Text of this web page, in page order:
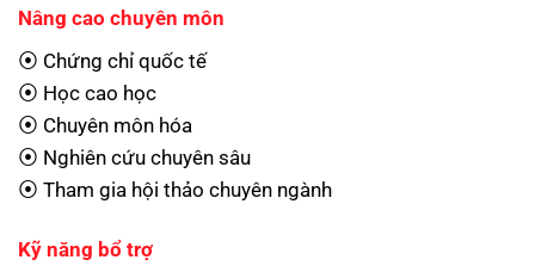
Nâng cao chuyên môn
⦿ Chứng chỉ quốc tế
⦿ Học cao học
⦿ Chuyên môn hóa
⦿ Nghiên cứu chuyên sâu
⦿ Tham gia hội thảo chuyên ngành
Kỹ năng bổ trợ